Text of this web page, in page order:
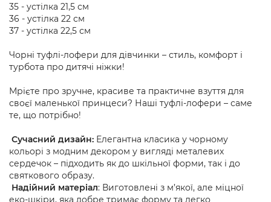
35 - устілка 21,5 см
36 - устілка 22 см
37 - устілка 22,5 см
Чорні туфлі-лофери для дівчинки – стиль, комфорт і
турбота про дитячі ніжки!
Мрієте про зручне, красиве та практичне взуття для
своєї маленької принцеси? Наші туфлі-лофери – саме
те, що потрібно!
Сучасний дизайн: Елегантна класика у чорному
кольорі з модним декором у вигляді металевих
сердечок – підходить як до шкільної форми, так і до
святкового образу.
Надійний матеріал: Виготовлені з м’якої, але міцної
еко-шкіри, яка добре тримає форму та легко